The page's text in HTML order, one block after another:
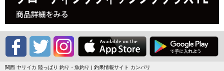
関西 ヤリイカ 陸っぱり 釣り・魚釣り | 釣果情報サイト カンパリ